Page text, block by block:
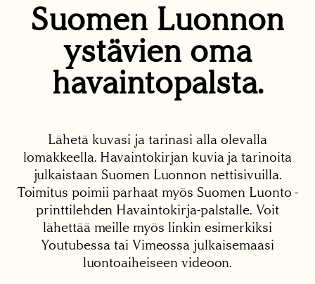
Suomen Luonnon
ystävien oma
havaintopalsta.
Lähetä kuvasi ja tarinasi alla olevalla
lomakkeella. Havaintokirjan kuvia ja tarinoita
julkaistaan Suomen Luonnon nettisivuilla.
Toimitus poimii parhaat myös Suomen Luonto -
printtilehden Havaintokirja-palstalle. Voit
lähettää meille myös linkin esimerkiksi
Youtubessa tai Vimeossa julkaisemaasi
luontoaiheiseen videoon.